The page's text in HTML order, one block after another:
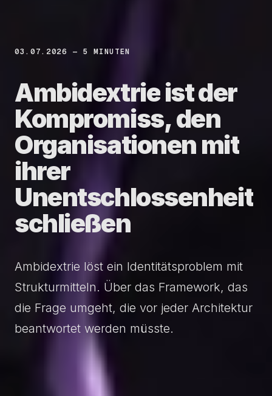
03.07.2026 — 5 MINUTEN
Ambidextrieistder
Kompromiss,den
Organisationen mit
ihrer
Unentschlossen­heit
schließen
Ambidextrie löst ein Identitätsproblem mit
Strukturmitteln. Über das Framework, das
die Frage umgeht, die vor jeder Architektur
beantwortet werden müsste.